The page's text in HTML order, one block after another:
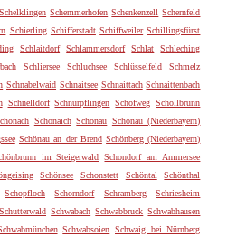
Schelklingen Schemmerhofen Schenkenzell Schernfeld
Schierling Schifferstadt Schiffweiler Schillingsfürst
Schlaitdorf Schlammersdorf Schlat
Schleching
Schliersee Schluchsee Schlüsselfeld
Schmelz
Schnabelwaid Schnaitsee Schnaittach Schnaittenbach
Schnelldorf Schnürpflingen Schöfweg Schollbrunn
Schönaich Schönau Schönau (Niederbayern)
Schönau an der Brend Schönberg (Niederbayern)
im Steigerwald Schondorf am Ammersee
Schönsee Schonstett Schöntal
Schönthal
Schopfloch Schorndorf Schramberg
Schriesheim
Schutterwald Schwabach Schwabbruck Schwabhausen
Schwabsoien Schwaig bei Nürnberg